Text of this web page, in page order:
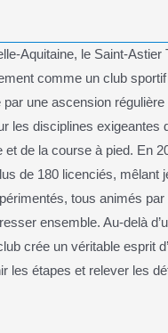
Aquitaine, le Saint-Astier
comme un club sportif
par une ascension régulière
les disciplines exigeantes
et de la course à pied. En
de 180 licenciés, mêlant
tous animés par
ensemble. Au-delà
crée un véritable esprit
les étapes et relever les